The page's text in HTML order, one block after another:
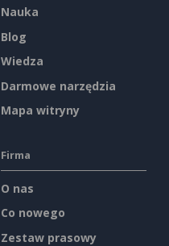
Nauka
Blog
Wiedza
Darmowe narzędzia
Mapa witryny
Firma
O nas
Co nowego
Zestaw prasowy